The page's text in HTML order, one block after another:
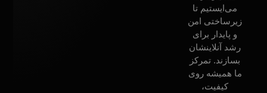
می‌ایستیم تا
زیرساختی امن
و پایدار برای
رشد آنلاینشان
بسازند. تمرکز
ما همیشه روی
کیفیت،